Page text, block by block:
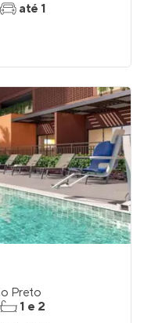
até 1
Preto
1 e 2